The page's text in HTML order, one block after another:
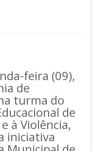
feira (09),
de
turma do
de
à Violência,
iniciativa